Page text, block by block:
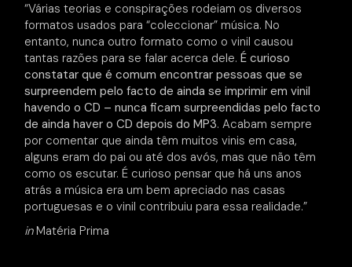
“Várias teorias e conspirações rodeiam os diversos
formatos usados para “coleccionar” música. No
entanto, nunca outro formato como o vinil causou
tantas razões para se falar acerca dele.É curioso
constatar que é comum encontrar pessoas que se
surpreendem pelo facto de ainda se imprimir em vinil
havendo o CD – nunca ficam surpreendidas pelo facto
de ainda haver o CD depois do MP3. Acabam sempre
por comentar que ainda têm muitos vinis em casa,
alguns eram do pai ou até dos avós, mas que não têm
como os escutar. É curioso pensar que há uns anos
atrás a música era um bem apreciado nas casas
portuguesas e o vinil contribuiu para essa realidade.”
inMatéria Prima